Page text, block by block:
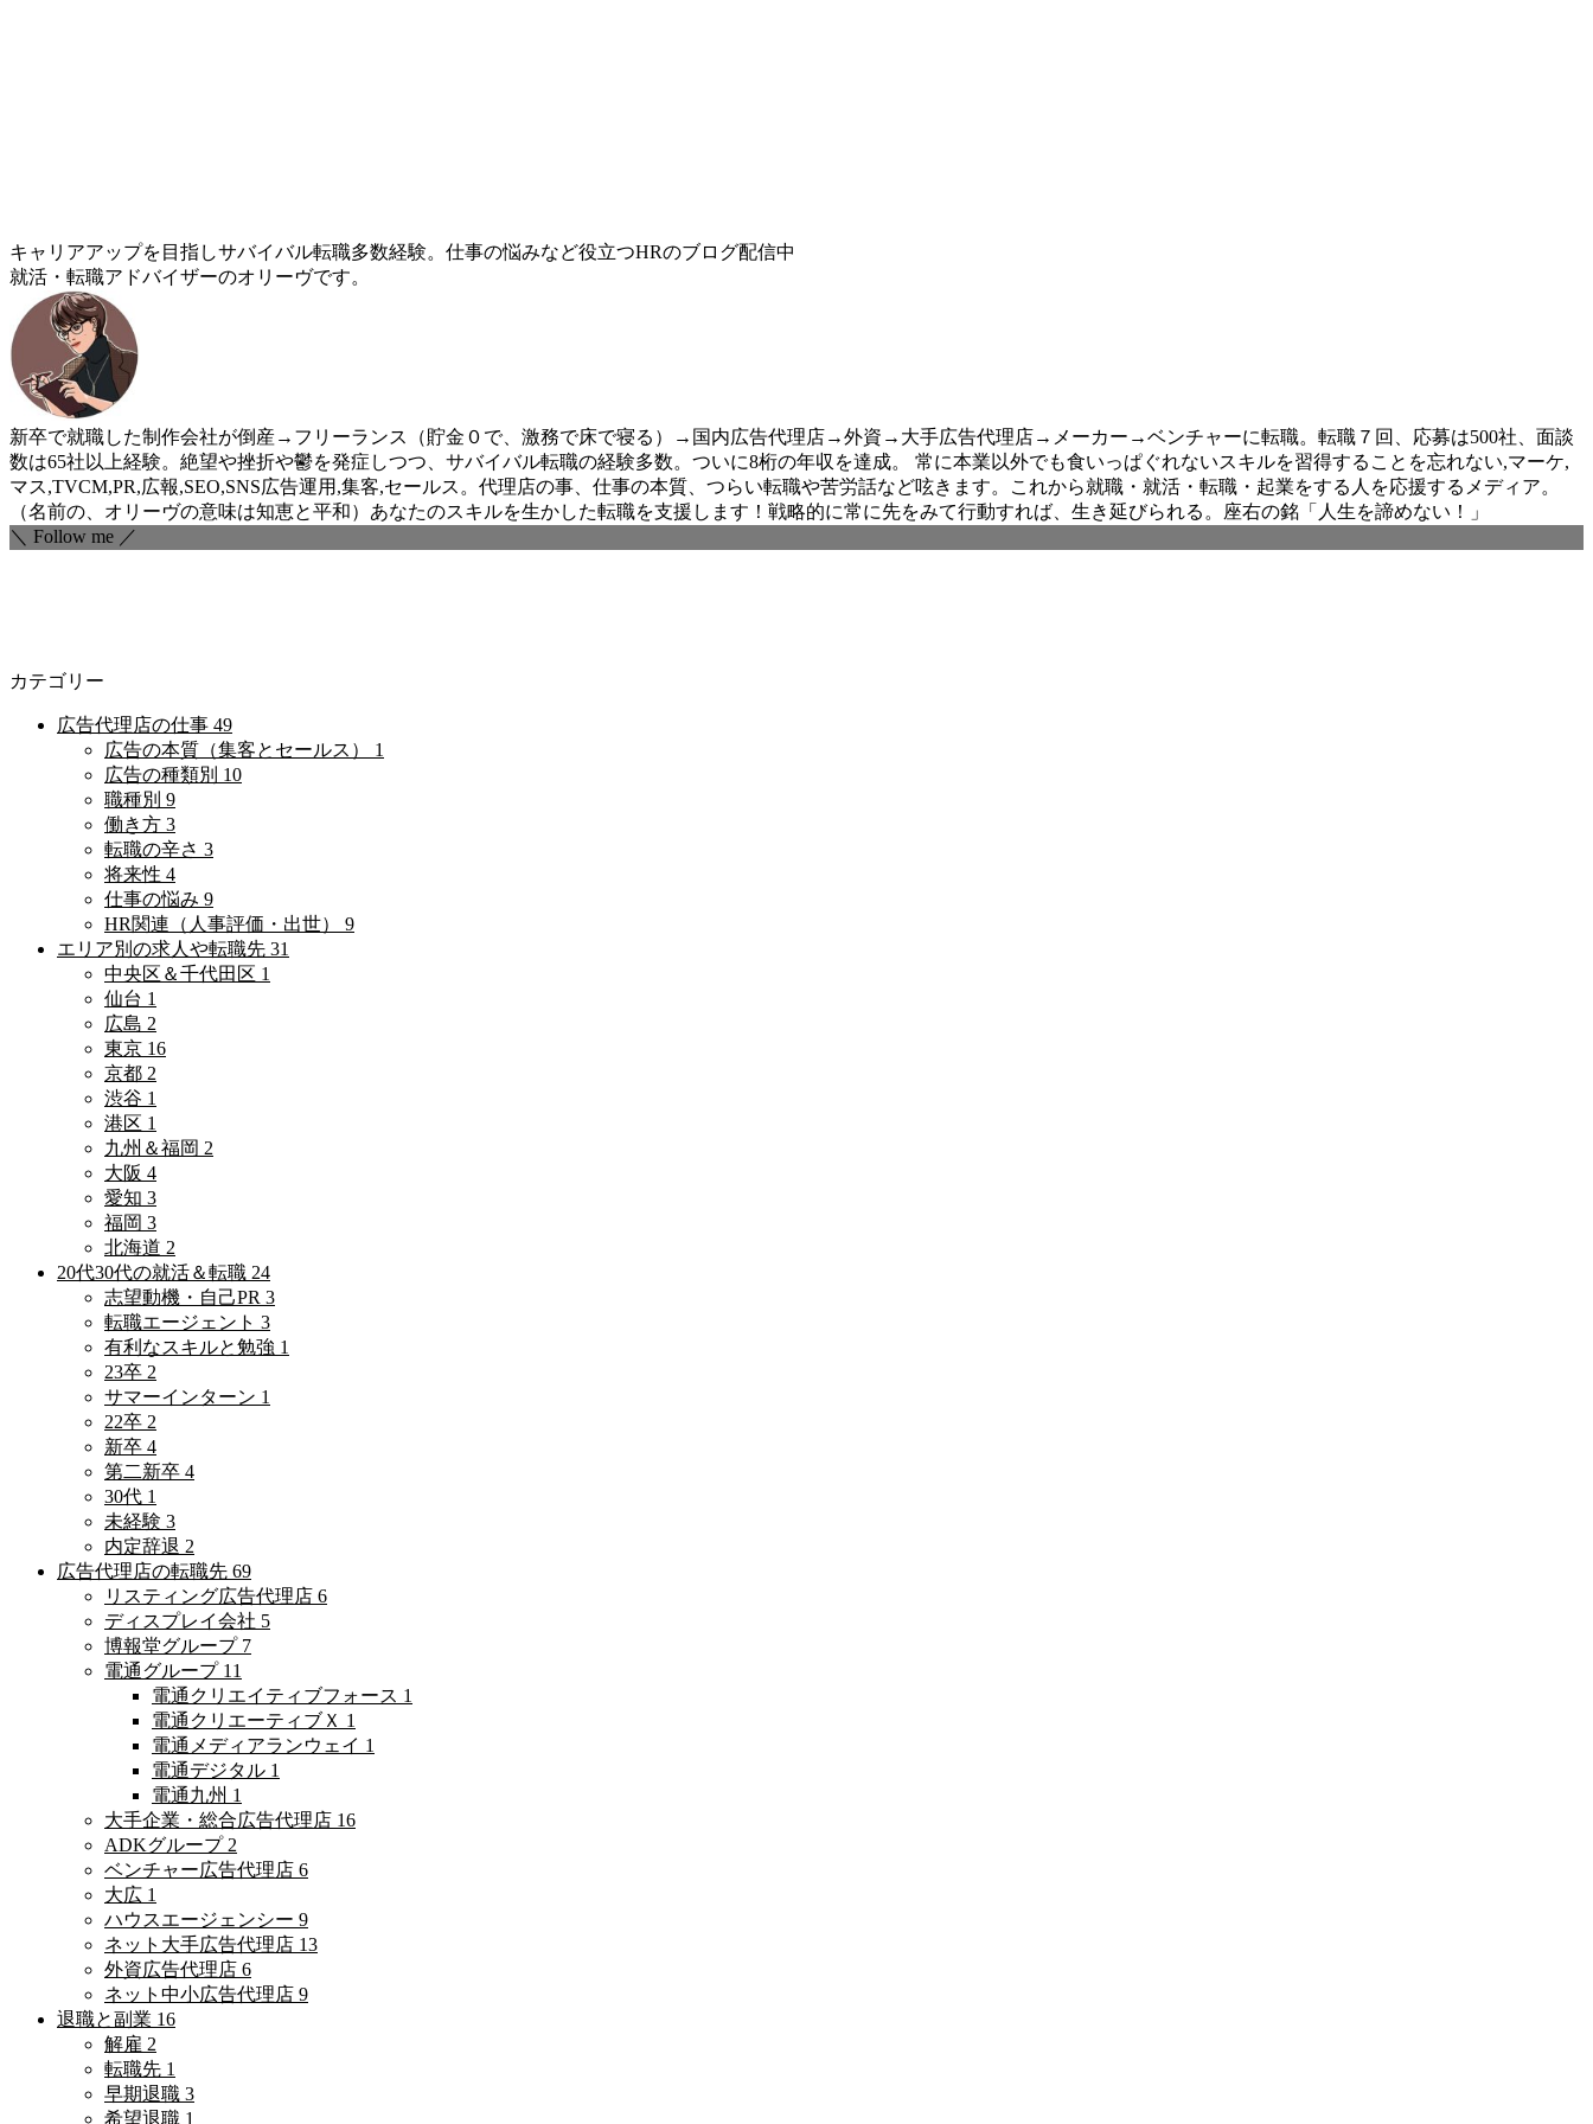
キャリアアップを目指しサバイバル転職多数経験。仕事の悩みなど役立つHRのブログ配信中
就活・転職アドバイザーのオリーヴです。
新卒で就職した制作会社が倒産→フリーランス（貯金０で、激務で床で寝る）→国内広告代理店→外資→大手広告代理店→メーカー→ベンチャーに転職。転職７回、応募は500社、面談
数は65社以上経験。絶望や挫折や鬱を発症しつつ、サバイバル転職の経験多数。ついに8桁の年収を達成。 常に本業以外でも食いっぱぐれないスキルを習得することを忘れない,マーケ,
マス,TVCM,PR,広報,SEO,SNS広告運用,集客,セールス。代理店の事、仕事の本質、つらい転職や苦労話など呟きます。これから就職・就活・転職・起業をする人を応援するメディア。
（名前の、オリーヴの意味は知恵と平和）あなたのスキルを生かした転職を支援します！戦略的に常に先をみて行動すれば、生き延びられる。座右の銘「人生を諦めない！」
＼ Follow me ／
カテゴリー
広告代理店の仕事 49
広告の本質（集客とセールス） 1
広告の種類別 10
職種別 9
働き方 3
転職の辛さ 3
将来性 4
仕事の悩み 9
HR関連（人事評価・出世） 9
エリア別の求人や転職先 31
中央区＆千代田区 1
仙台 1
広島 2
東京 16
京都 2
渋谷 1
港区 1
九州＆福岡 2
大阪 4
愛知 3
福岡 3
北海道 2
20代30代の就活＆転職 24
志望動機・自己PR 3
転職エージェント 3
有利なスキルと勉強 1
23卒 2
サマーインターン 1
22卒 2
新卒 4
第二新卒 4
30代 1
未経験 3
内定辞退 2
広告代理店の転職先 69
リスティング広告代理店 6
ディスプレイ会社 5
博報堂グループ 7
電通グループ 11
電通クリエイティブフォース 1
電通クリエーティブＸ 1
電通メディアランウェイ 1
電通デジタル 1
電通九州 1
大手企業・総合広告代理店 16
ADKグループ 2
ベンチャー広告代理店 6
大広 1
ハウスエージェンシー 9
ネット大手広告代理店 13
外資広告代理店 6
ネット中小広告代理店 9
退職と副業 16
解雇 2
転職先 1
早期退職 3
希望退職 1